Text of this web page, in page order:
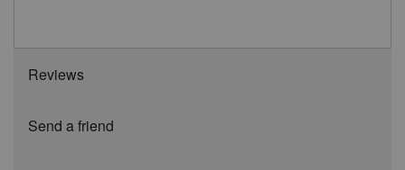
Reviews
Send a friend